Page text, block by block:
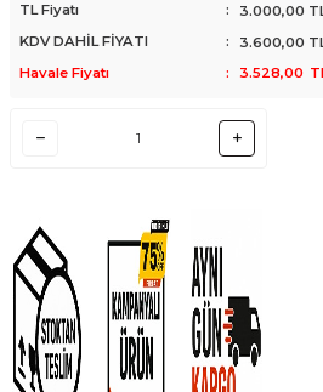
TL Fiyatı
: 3.000,00
KDV DAHİL FİYATI
: 3.600,00
Havale Fiyatı
: 3.528,00